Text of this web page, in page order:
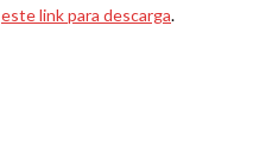
este link para descarga.